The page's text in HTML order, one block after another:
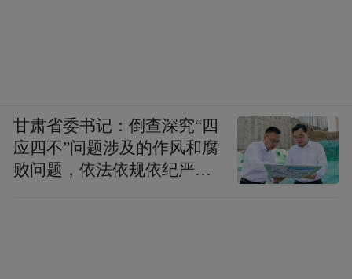
甘肃省委书记：倒查深究“四
应四不”问题涉及的作风和腐
败问题，依法依规依纪严肃